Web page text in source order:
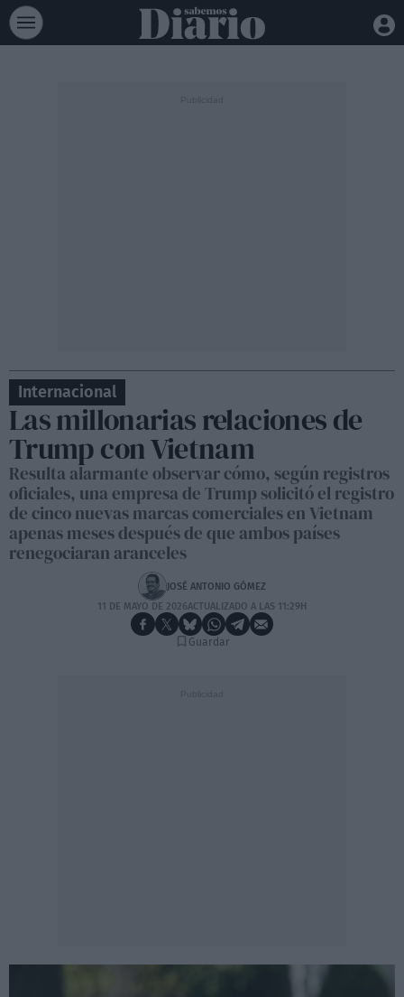
Internacional
Las millonarias relaciones de
Trump con Vietnam
Resulta alarmante observar cómo, según registros
oficiales, una empresa de Trump solicitó el registro
de cinco nuevas marcas comerciales en Vietnam
apenas meses después de que ambos países
renegociaran aranceles
JOSÉ ANTONIO GÓMEZ
11 DE MAYO DE 2026ACTUALIZADO A LAS 11:29H
Guardar